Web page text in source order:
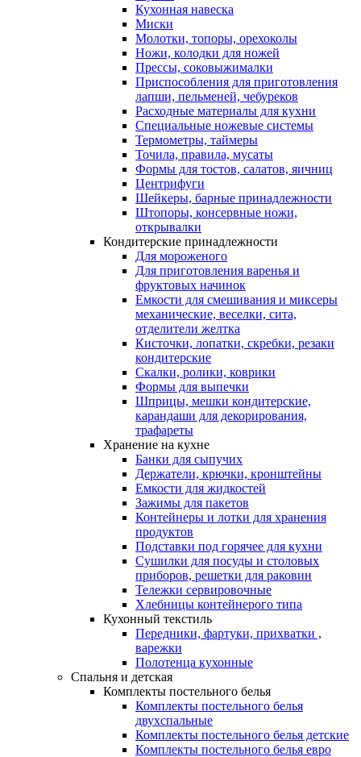
Кухонная навеска
Миски
Молотки, топоры, орехоколы
Ножи, колодки для ножей
Прессы, соковыжималки
Приспособления для приготовления
лапши, пельменей, чебуреков
Расходные материалы для кухни
Специальные ножевые системы
Термометры, таймеры
Точила, правила, мусаты
Формы для тостов, салатов, яичниц
Центрифуги
Шейкеры, барные принадлежности
Штопоры, консервные ножи,
открывалки
Кондитерские принадлежности
Для мороженого
Для приготовления варенья и
фруктовых начинок
Емкости для смешивания и миксеры
механические, веселки, сита,
отделители желтка
Кисточки, лопатки, скребки, резаки
кондитерские
Скалки, ролики, коврики
Формы для выпечки
Шприцы, мешки кондитерские,
карандаши для декорирования,
трафареты
Хранение на кухне
Банки для сыпучих
Держатели, крючки, кронштейны
Емкости для жидкостей
Зажимы для пакетов
Контейнеры и лотки для хранения
продуктов
Подставки под горячее для кухни
Сушилки для посуды и столовых
приборов, решетки для раковин
Тележки сервировочные
Хлебницы контейнерого типа
Кухонный текстиль
Передники, фартуки, прихватки ,
варежки
Полотенца кухонные
Спальня и детская
Комплекты постельного белья
Комплекты постельного белья
двухспальные
Комплекты постельного белья детские
Комплекты постельного белья евро